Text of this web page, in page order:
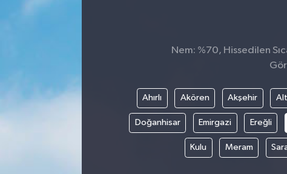
Nem: %70, Hissedilen
Ahırlı Akören Akşehir
Doğanhisar Emirgazi Ereğli
Kulu Meram